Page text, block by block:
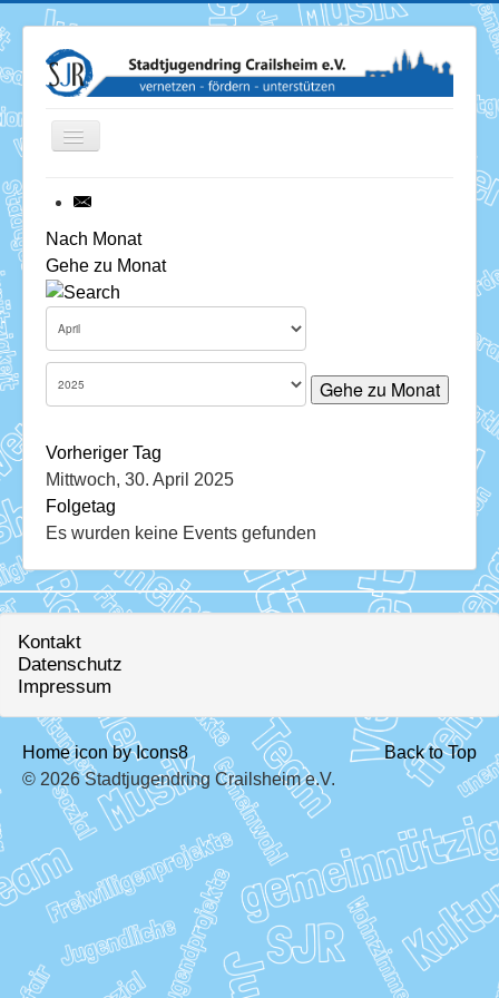
Toggle
News
Termine
Über uns
Services
Download
Ratskeller
Nach Monat
Gehe zu Monat
Gehe zu Monat
Vorheriger Tag
Mittwoch, 30. April 2025
Folgetag
Es wurden keine Events gefunden
Kontakt
Datenschutz
Impressum
Home icon by Icons8
Back to Top
© 2026 Stadtjugendring Crailsheim e.V.